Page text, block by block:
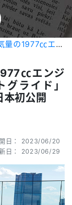
イド」「CVO ロードグライド」を日本初公開
㏄エンジ
ライド」
本初公開
日： 2023/06/20
日： 2023/06/29